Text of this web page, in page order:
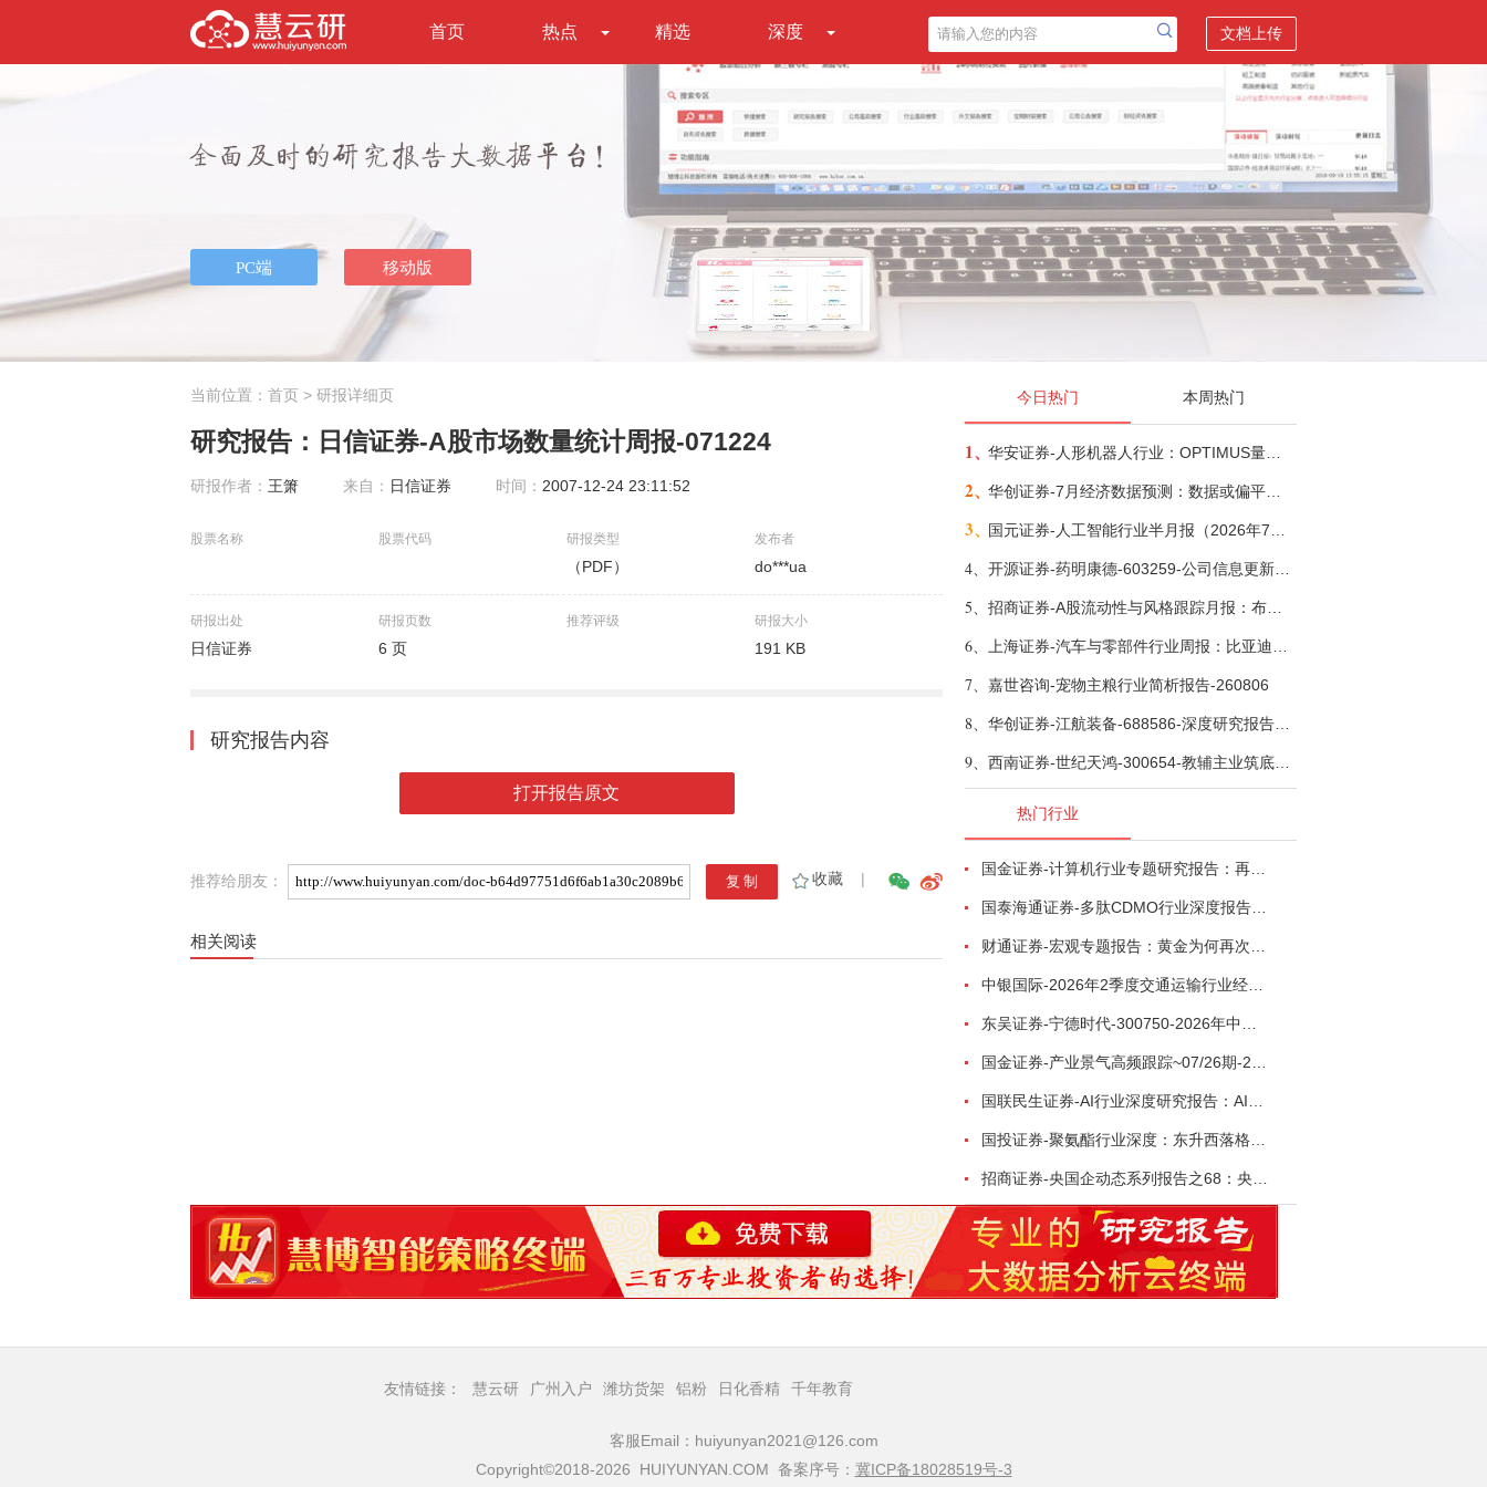
首页 热点 精选 深度 文档上传
当前位置： 首页 > 研报详细页
研究报告：日信证券-A股市场数量统计周报-071224
研报作者： 王箫 来自： 日信证券 时间： 2007-12-24 23:11:52
股票名称 股票代码 研报类型
（PDF）
发布者
do***ua
研报出处
日信证券
研报页数
6 页
推荐评级 研报大小
191 KB
研究报告内容
打开报告原文
推荐给朋友： 收藏 |
相关阅读
今日热门 本周热门
1、
2、
3、
4、
5、
6、
7、 嘉世咨询-宠物主粮行业简析报告-260806
8、
9、
热门行业
友情链接： 慧云研 广州入户 潍坊货架 铝粉 日化香精 千年教育
客服Email：huiyunyan2021@126.com
Copyright©2018-2026 HUIYUNYAN.COM 备案序号： 冀ICP备18028519号-3